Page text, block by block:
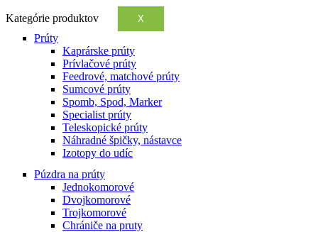
Kategórie produktov X
Prúty
Kaprárske prúty
Prívlačové prúty
Feedrové, matchové prúty
Sumcové prúty
Spomb, Spod, Marker
Specialist prúty
Teleskopické prúty
Náhradné špičky, nástavce
Izotopy do udíc
Púzdra na prúty
Jednokomorové
Dvojkomorové
Trojkomorové
Chrániče na pruty